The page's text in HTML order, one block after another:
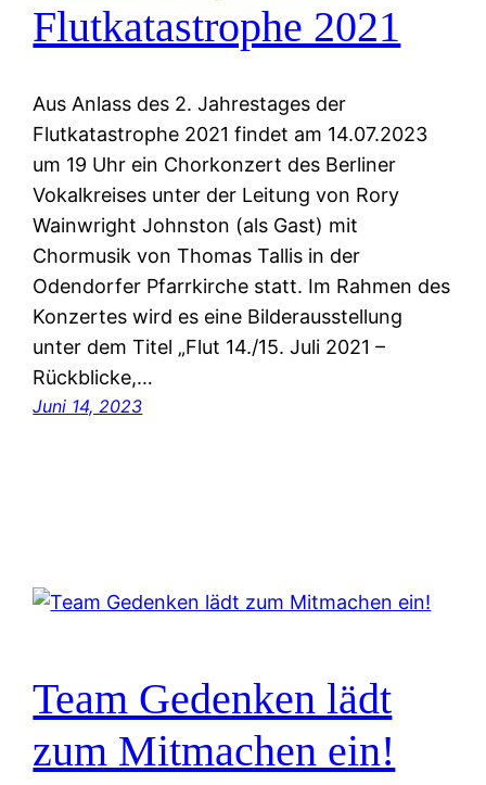
Flutkatastrophe 2021
Aus Anlass des 2. Jahrestages der
Flutkatastrophe 2021 findet am 14.07.2023
um 19 Uhr ein Chorkonzert des Berliner
Vokalkreises unter der Leitung von Rory
Wainwright Johnston (als Gast) mit
Chormusik von Thomas Tallis in der
Odendorfer Pfarrkirche statt. Im Rahmen des
Konzertes wird es eine Bilderausstellung
unter dem Titel „Flut 14./15. Juli 2021 –
Rückblicke,…
Juni 14, 2023
Team Gedenken lädt
zum Mitmachen ein!